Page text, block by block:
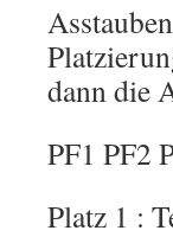
dann die
PF1 PF2
Platz 1 :